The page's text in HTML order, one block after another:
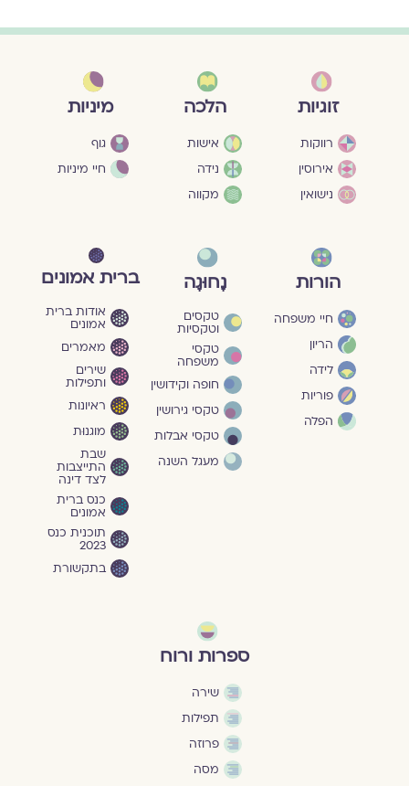
זוגיות
רווקות
אירוסין
נישואין
הלכה
אישות
נידה
מקווה
מיניות
גוף
חיי מיניות
הורות
חיי משפחה
הריון
לידה
פוריות
הפלה
נָחוּגָה
טקסים
וטקסיות
טקסי
משפחה
חופה וקידושין
טקסי גירושין
טקסי אבלות
מעגל השנה
ברית אמונים
אודות ברית
אמונים
מאמרים
שירים
ותפילות
ראיונות
מוגנוּת
שבת
התייצבות
לצד דינה
כנס ברית
אמונים
תוכנית כנס
2023
בתקשורת
ספרות ורוח
שירה
תפילות
פרוזה
מסה